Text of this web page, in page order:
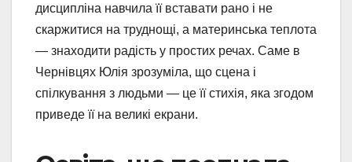
дисципліна навчила її вставати рано і не
скаржитися на труднощі, а материнська теплота
— знаходити радість у простих речах. Саме в
Чернівцях Юлія зрозуміла, що сцена і
спілкування з людьми — це її стихія, яка згодом
приведе її на великі екрани.